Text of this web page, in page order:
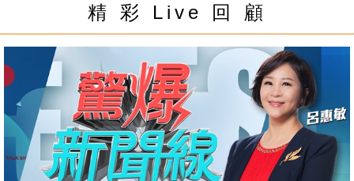
精 彩 Live 回 顧